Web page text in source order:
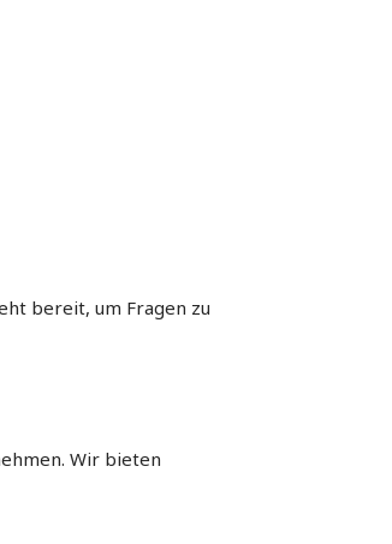
bereit, um Fragen zu
Wir bieten